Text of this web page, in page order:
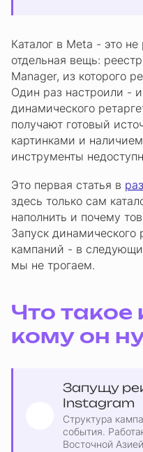
Каталог в Meta - это
отдельная вещь:
Manager, из которого
Один раз настроили -
динамического
получают готовый
картинками и
инструменты
Это первая статья в
здесь только сам
наполнить и почему
Запуск динамического
кампаний - в
мы не трогаем.
Что такое
кому он
Запущу
Instagram
Структура
события.
Восточной